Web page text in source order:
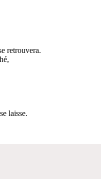
retrouvera.
laisse.